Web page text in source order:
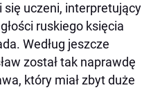
się uczeni, interpretujący
ruskiego księcia
Według jeszcze
został tak naprawdę
który miał zbyt duże